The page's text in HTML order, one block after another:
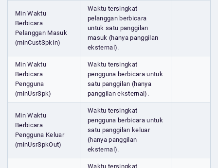
Min Waktu
Berbicara
Pelanggan Masuk
(minCustSpkIn)
Waktu tersingkat
pelanggan berbicara
untuk satu panggilan
masuk (hanya panggilan
eksternal).
Min Waktu
Berbicara
Pengguna
(minUsrSpk)
Waktu tersingkat
pengguna berbicara untuk
satu panggilan (hanya
panggilan eksternal).
Min Waktu
Berbicara
Pengguna Keluar
(minUsrSpkOut)
Waktu tersingkat
pengguna berbicara untuk
satu panggilan keluar
(hanya panggilan
eksternal).
Waktu tersingkat